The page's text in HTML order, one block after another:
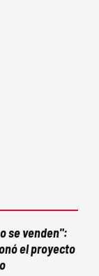
se venden":
el proyecto